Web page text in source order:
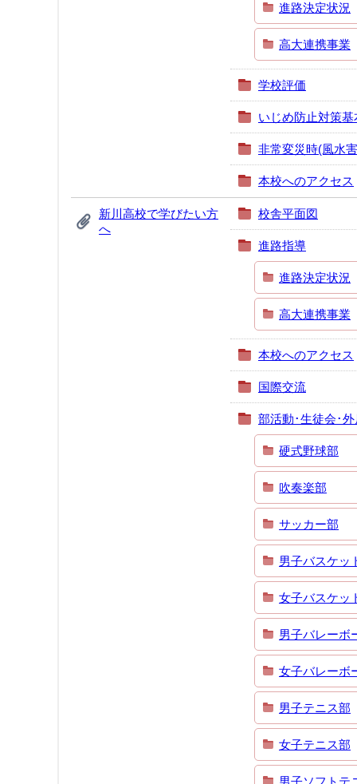
進路決定状況
高大連携事業
学校評価
いじめ防止対策基
非常変災時(風水
本校へのアクセス
新川高校で学びたい方
へ
校舎平面図
進路指導
進路決定状況
高大連携事業
本校へのアクセス
国際交流
部活動･生徒会･外
硬式野球部
吹奏楽部
サッカー部
男子バスケッ
女子バスケッ
男子バレーボ
女子バレーボ
男子テニス部
女子テニス部
男子ソフトテ